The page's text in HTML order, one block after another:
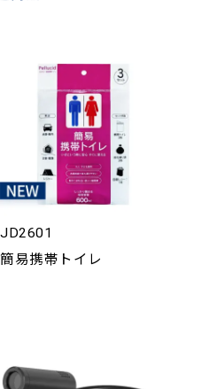
JD2601
簡易携帯トイレ